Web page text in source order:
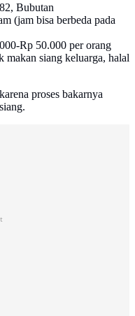
Bubutan
(jam bisa berbeda pada
Rp 50.000 per orang
makan siang keluarga, halal
proses bakarnya